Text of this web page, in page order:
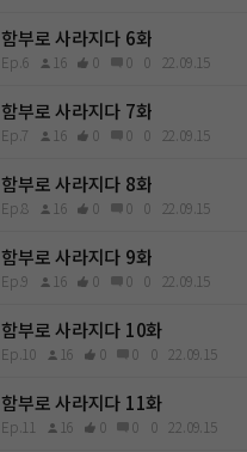
함부로 사라지다 6화
Ep.6 16 0 0 0 22.09.15
함부로 사라지다 7화
Ep.7 16 0 0 0 22.09.15
함부로 사라지다 8화
Ep.8 16 0 0 0 22.09.15
함부로 사라지다 9화
Ep.9 16 0 0 0 22.09.15
함부로 사라지다 10화
Ep.10 16 0 0 0 22.09.15
함부로 사라지다 11화
Ep.11 16 0 0 0 22.09.15